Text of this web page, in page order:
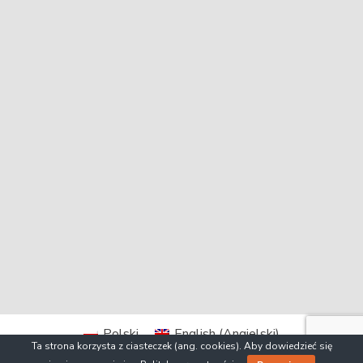
Ta strona korzysta z ciasteczek (ang. cookies). Aby dowiedzieć się
Polski English(Angielski)